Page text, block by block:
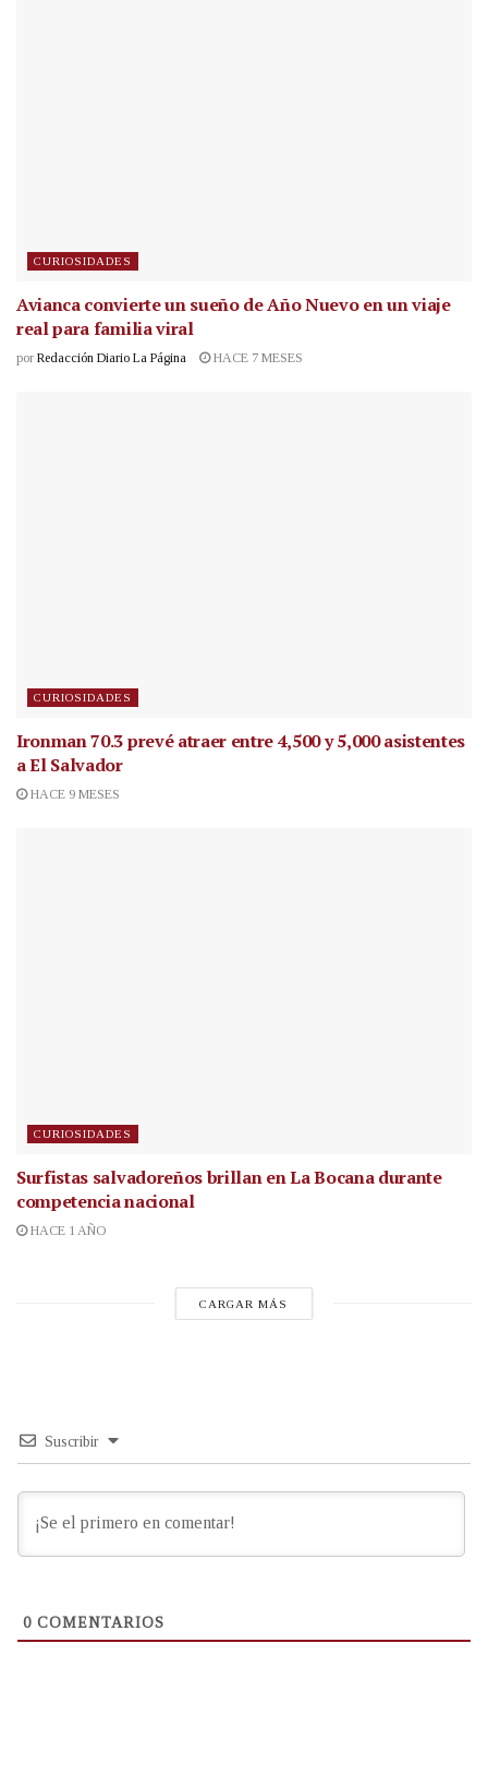
CURIOSIDADES
Avianca convierte un sueño de Año Nuevo en un viaje
real para familia viral
por Redacción Diario La Página HACE 7 MESES
CURIOSIDADES
Ironman 70.3 prevé atraer entre 4,500 y 5,000 asistentes
a El Salvador
HACE 9 MESES
CURIOSIDADES
Surfistas salvadoreños brillan en La Bocana durante
competencia nacional
HACE 1 AÑO
CARGAR MÁS
Suscribir
0 COMENTARIOS